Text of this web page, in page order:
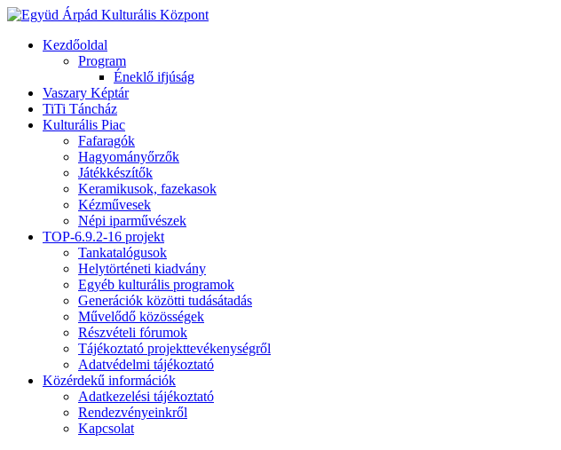
Kezdőoldal
Program
Éneklő ifjúság
Vaszary Képtár
TiTi Táncház
Kulturális Piac
Fafaragók
Hagyományőrzők
Játékkészítők
Keramikusok, fazekasok
Kézművesek
Népi iparművészek
TOP-6.9.2-16 projekt
Tankatalógusok
Helytörténeti kiadvány
Egyéb kulturális programok
Generációk közötti tudásátadás
Művelődő közösségek
Részvételi fórumok
Tájékoztató projekttevékenységről
Adatvédelmi tájékoztató
Közérdekű információk
Adatkezelési tájékoztató
Rendezvényeinkről
Kapcsolat